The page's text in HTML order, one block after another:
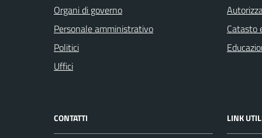
Organi di governo
Personale amministrativo
Politici
Uffici
Catasto
CONTATTI LINK